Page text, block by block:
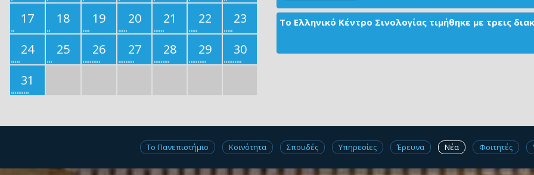
17
18 19 20 21 22
23
24
25 26 27 28 29
30
31
Το Ελληνικό Κέντρο Σινολογίας τιμήθηκε με τρεις
Το Πανεπιστήμιο Κοινότητα Σπουδές Υπηρεσίες Έρευνα Νέα Φοιτητές